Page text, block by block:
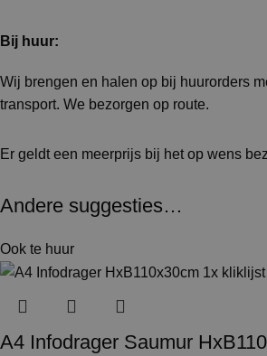
Bij huur:
Wij brengen en halen op bij huurorders
transport. We bezorgen op route.
Er geldt een meerprijs bij het op wens
Andere suggesties…
Ook te huur
A4 Infodrager Saumur